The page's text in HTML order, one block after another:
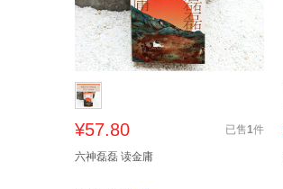
¥57.80 已售1件
六神磊磊 读金庸